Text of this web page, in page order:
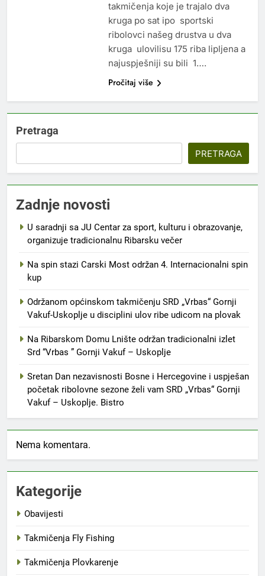
takmičenja koje je trajalo dva
kruga po sat ipo sportski
ribolovci našeg drustva u dva
kruga ulovilisu 175 riba lipljena a
najuspješniji su bili 1….
Pročitaj više
Pretraga
PRETRAGA
Zadnje novosti
U saradnji sa JU Centar za sport, kulturu i obrazovanje,
organizuje tradicionalnu Ribarsku večer
Na spin stazi Carski Most održan 4. Internacionalni spin
kup
Održanom općinskom takmičenju SRD „Vrbas“ Gornji
Vakuf-Uskoplje u disciplini ulov ribe udicom na plovak
Na Ribarskom Domu Lnište održan tradicionalni izlet
Srd “Vrbas ” Gornji Vakuf – Uskoplje
Sretan Dan nezavisnosti Bosne i Hercegovine i uspješan
početak ribolovne sezone želi vam SRD „Vrbas“ Gornji
Vakuf – Uskoplje. Bistro
Nema komentara.
Kategorije
Obavijesti
Takmičenja Fly Fishing
Takmičenja Plovkarenje